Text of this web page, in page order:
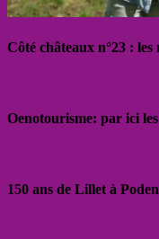
Côté châteaux n°23 :
Oenotourisme: par ici
150 ans de Lillet à